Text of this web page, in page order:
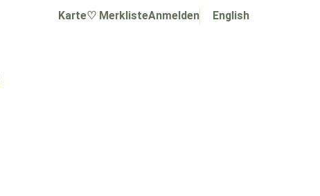
Karte♡ MerklisteAnmelden English